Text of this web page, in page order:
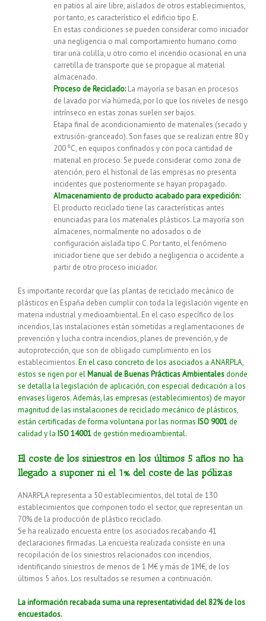
en patios al aire libre, aislados de otros establecimientos,
por tanto, es característico el edificio tipo E.
En estas condiciones se pueden considerar como iniciador
una negligencia o mal comportamiento humano como
tirar una colilla, u otro como el incendio ocasional en una
carretilla de transporte que se propague al material
almacenado.
Proceso de Reciclado:La mayoría se basan en procesos
de lavado por vía húmeda, por lo que los niveles de riesgo
intrínseco en estas zonas suelen ser bajos.
Etapa final de acondicionamiento de materiales (secado y
extrusión-granceado). Son fases que se realizan entre 80 y
200 ⁰C, en equipos confinados y con poca cantidad de
material en proceso. Se puede considerar como zona de
atención, pero el historial de las empresas no presenta
incidentes que posteriormente se hayan propagado.
Almacenamiento de producto acabado para expedición:
El producto reciclado tiene las características antes
enunciadas para los materiales plásticos. La mayoría son
almacenes, normalmente no adosados o de
configuración aislada tipo C. Por tanto, el fenómeno
iniciador tiene que ser debido a negligencia o accidente a
partir de otro proceso iniciador.
Es importante recordar que las plantas de reciclado mecánico de
plásticos en España deben cumplir con toda la legislación vigente en
materia industrial y medioambiental. En el caso específico de los
incendios, las instalaciones están sometidas a reglamentaciones de
prevención y lucha contra incendios, planes de prevención, y de
autoprotección, que son de obligado cumplimiento en los
establecimientos.En el caso concreto de los asociados a ANARPLA,
estos se rigen por el Manual de Buenas Prácticas Ambientalesdonde
se detalla la legislación de aplicación, con especial dedicación a los
envases ligeros. Además, las empresas (establecimientos) de mayor
magnitud de las instalaciones de reciclado mecánico de plásticos,
están certificadas de forma voluntaria por las normas ISO 9001de
calidad y la ISO 14001de gestión medioambiental.
El coste de los siniestros en los últimos 5 años no ha
llegado a suponer ni el 1% del coste de las pólizas
ANARPLA representa a 50 establecimientos, del total de 130
establecimientos que componen todo el sector, que representan un
70% de la producción de plástico reciclado.
Se ha realizado encuesta entre los asociados recabando 41
declaraciones firmadas. La encuesta realizada consiste en una
recopilación de los siniestros relacionados con incendios,
identificando siniestros de menos de 1 M€ y más de 1M€, de los
últimos 5 años. Los resultados se resumen a continuación.
La información recabada suma una representatividad del 82% de los
encuestados.